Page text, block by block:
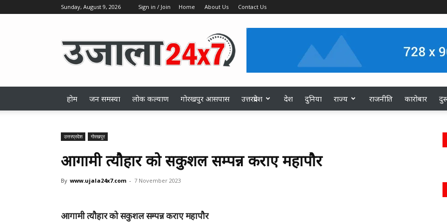
Sunday, August 9, 2026 Sign in / Join Home About Us Contact Us
होम जन समस्या लोक कल्याण गोरखपुर आसपास उत्तरप्रदेश देश दुनिया राज्य राजनीति कारोबार
उत्तरप्रदेश गोरखपुर
आगामी त्यौहार को सकुशल सम्पन्न कराए महापौर
By www.ujala24x7.com - 7 November 2023
आगामी त्यौहार को सकुशल सम्पन्न कराए महापौर